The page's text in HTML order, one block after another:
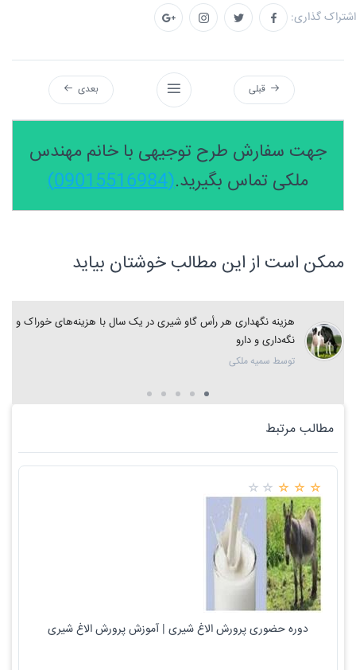
اشتراک گذاری:
قبلی بعدی
جهت سفارش طرح توجیهی با خانم مهندس
ملکی تماس بگیرید.(09015516984)
ممکن است از این مطالب خوشتان بیاید
هزینه نگهداری هر رأس گاو شیری در یک سال با هزینه‌های خوراک و
نگه‌داری و دارو
توسط سمیه ملکی
مطالب مرتبط
دوره حضوری پرورش الاغ شیری | آموزش پرورش الاغ شیری